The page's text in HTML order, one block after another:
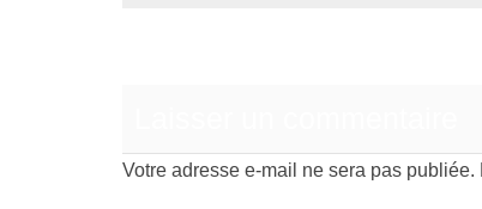
Votre adresse e-mail ne sera pas publiée.